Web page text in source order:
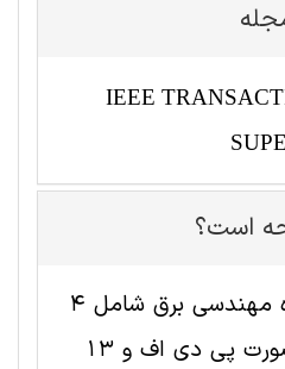
IEEE
است؟
این مقاله ترجمه شده مهندسی برق شامل 4
صفحه انگلیسی به صورت پی دی اف و 13